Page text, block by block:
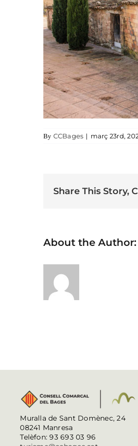
By CCBages | març 23rd,
Share This Story,
About the Author:
Muralla de Sant Domènec, 24
08241 Manresa
Telèfon: 93 693 03 96